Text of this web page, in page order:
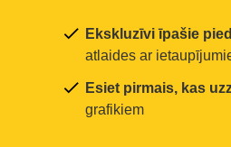
Ekskluzīvi īpašie
atlaides ar
Esiet pirmais, kas
grafikiem